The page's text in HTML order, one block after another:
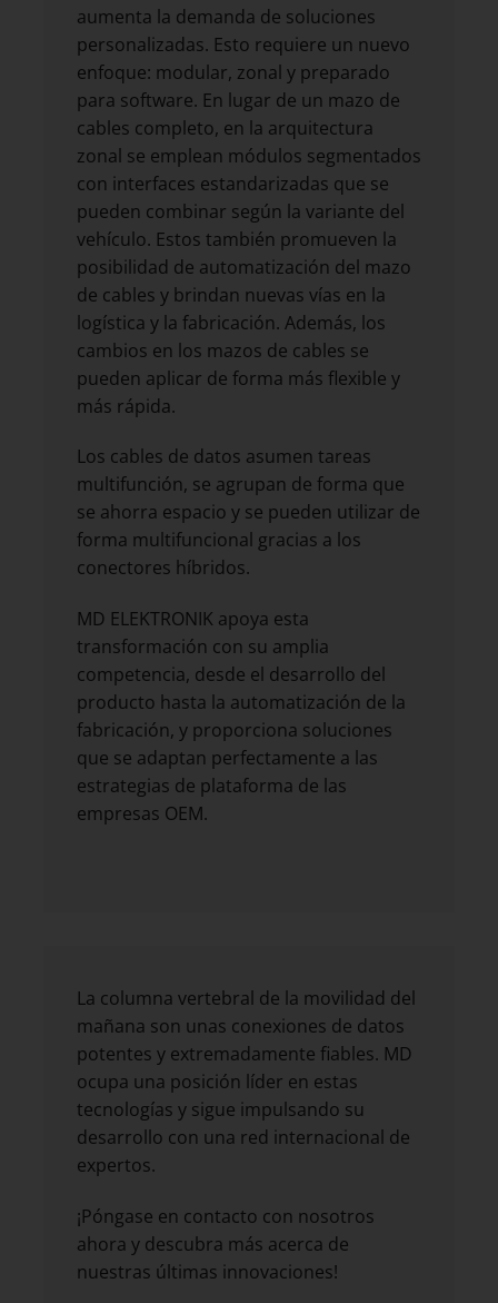
aumenta la demanda de soluciones
personalizadas. Esto requiere un nuevo
enfoque: modular, zonal y preparado
para software. En lugar de un mazo de
cables completo, en la arquitectura
zonal se emplean módulos segmentados
con interfaces estandarizadas que se
pueden combinar según la variante del
vehículo. Estos también promueven la
posibilidad de automatización del mazo
de cables y brindan nuevas vías en la
logística y la fabricación. Además, los
cambios en los mazos de cables se
pueden aplicar de forma más flexible y
más rápida.
Los cables de datos asumen tareas
multifunción, se agrupan de forma que
se ahorra espacio y se pueden utilizar de
forma multifuncional gracias a los
conectores híbridos.
MD ELEKTRONIK apoya esta
transformación con su amplia
competencia, desde el desarrollo del
producto hasta la automatización de la
fabricación, y proporciona soluciones
que se adaptan perfectamente a las
estrategias de plataforma de las
empresas OEM.
La columna vertebral de la movilidad del
mañana son unas conexiones de datos
potentes y extremadamente fiables. MD
ocupa una posición líder en estas
tecnologías y sigue impulsando su
desarrollo con una red internacional de
expertos.
¡Póngase en contacto con nosotros
ahora y descubra más acerca de
nuestras últimas innovaciones!